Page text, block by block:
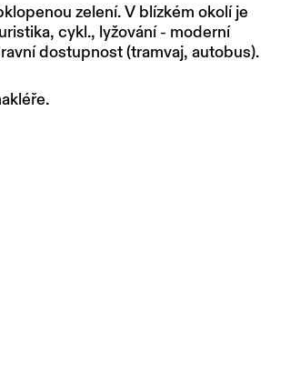
zelení. V blízkém okolí je
cykl., lyžování - moderní
dostupnost (tramvaj, autobus).